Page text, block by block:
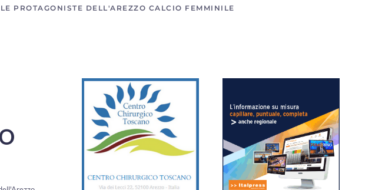
PROTAGONISTE DELL'AREZZO CALCIO FEMMINILE